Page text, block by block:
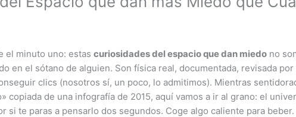
el minuto uno: estascuriosidades del espacio que dan miedo no
en el sótano de alguien. Son física real, documentada, revisada
clics (nosotros sí, un poco, lo admitimos). Mientras
copiada de una infografía de 2015, aquí vamos a ir al grano: el
si te paras a pensarlo dos segundos. Coge algo caliente para beber.